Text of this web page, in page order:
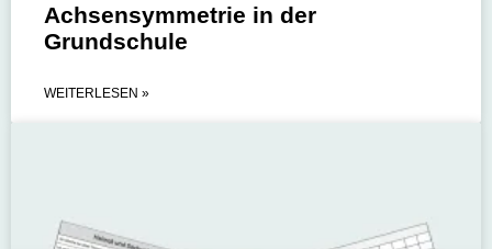
Achsensymmetrie in der
Grundschule
WEITERLESEN »